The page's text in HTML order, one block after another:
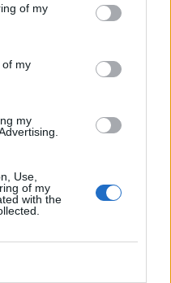
of my
of my
my
Use,
of my
with the
de 1ª Div
Paolo!